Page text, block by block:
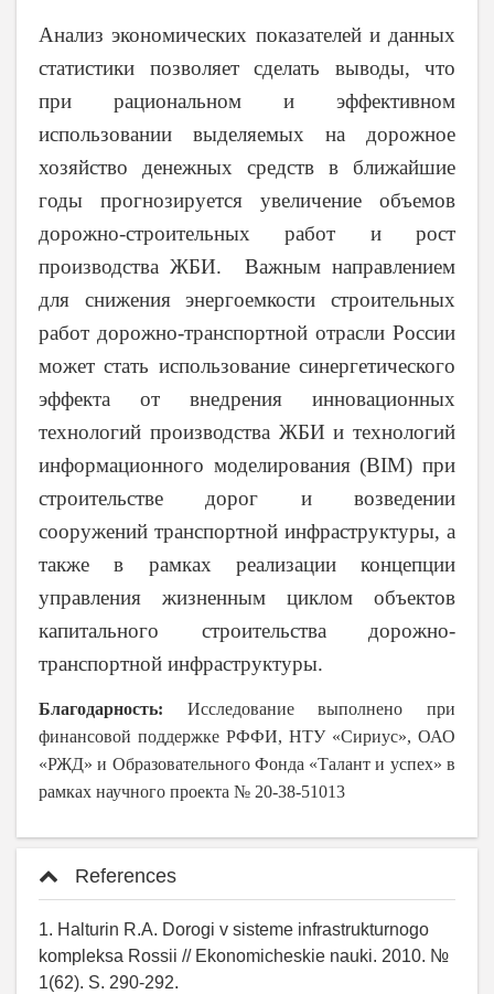
Анализ экономических показателей и данных
статистики позволяет сделать выводы, что
при рациональном и эффективном
использовании выделяемых на дорожное
хозяйство денежных средств в ближайшие
годы прогнозируется увеличение объемов
дорожно-строительных работ и рост
производства ЖБИ. Важным направлением
для снижения энергоемкости строительных
работ дорожно-транспортной отрасли России
может стать использование синергетического
эффекта от внедрения инновационных
технологий производства ЖБИ и технологий
информационного моделирования (BIM) при
строительстве дорог и возведении
сооружений транспортной инфраструктуры, а
также в рамках реализации концепции
управления жизненным циклом объектов
капитального строительства дорожно-
транспортной инфраструктуры.
Благодарность: Исследование выполнено при
финансовой поддержке РФФИ, НТУ «Сириус», ОАО
«РЖД» и Образовательного Фонда «Талант и успех» в
рамках научного проекта № 20-38-51013
References
1. Halturin R.A. Dorogi v sisteme infrastrukturnogo
kompleksa Rossii // Ekonomicheskie nauki. 2010. №
1(62). S. 290-292.